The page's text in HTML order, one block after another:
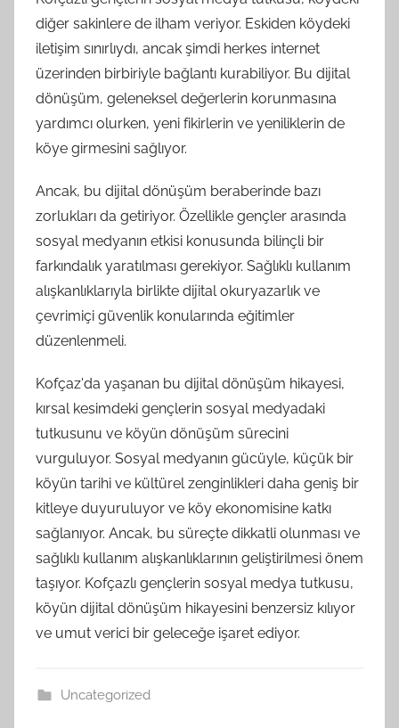
diğer sakinlere de ilham veriyor. Eskiden köydeki
iletişim sınırlıydı, ancak şimdi herkes internet
üzerinden birbiriyle bağlantı kurabiliyor. Bu dijital
dönüşüm, geleneksel değerlerin korunmasına
yardımcı olurken, yeni fikirlerin ve yeniliklerin de
köye girmesini sağlıyor.
Ancak, bu dijital dönüşüm beraberinde bazı
zorlukları da getiriyor. Özellikle gençler arasında
sosyal medyanın etkisi konusunda bilinçli bir
farkındalık yaratılması gerekiyor. Sağlıklı kullanım
alışkanlıklarıyla birlikte dijital okuryazarlık ve
çevrimiçi güvenlik konularında eğitimler
düzenlenmeli.
Kofçaz'da yaşanan bu dijital dönüşüm hikayesi,
kırsal kesimdeki gençlerin sosyal medyadaki
tutkusunu ve köyün dönüşüm sürecini
vurguluyor. Sosyal medyanın gücüyle, küçük bir
köyün tarihi ve kültürel zenginlikleri daha geniş bir
kitleye duyuruluyor ve köy ekonomisine katkı
sağlanıyor. Ancak, bu süreçte dikkatli olunması ve
sağlıklı kullanım alışkanlıklarının geliştirilmesi önem
taşıyor. Kofçazlı gençlerin sosyal medya tutkusu,
köyün dijital dönüşüm hikayesini benzersiz kılıyor
ve umut verici bir geleceğe işaret ediyor.
Uncategorized